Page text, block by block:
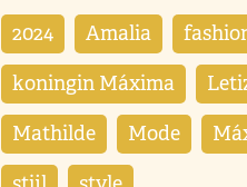
2024 Amalia
koningin Máxima
Mathilde Mode